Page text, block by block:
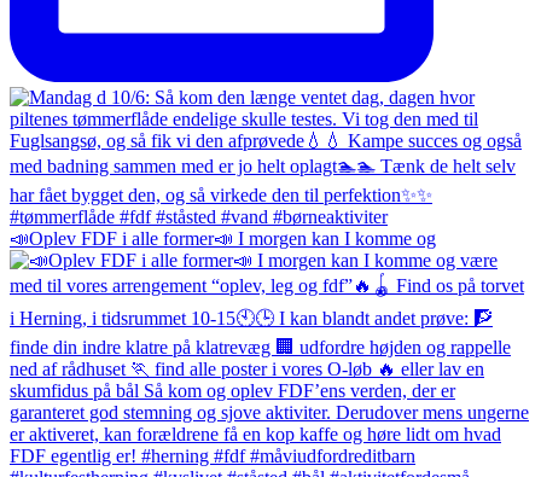
📣Oplev FDF i alle former📣 I morgen kan I komme og